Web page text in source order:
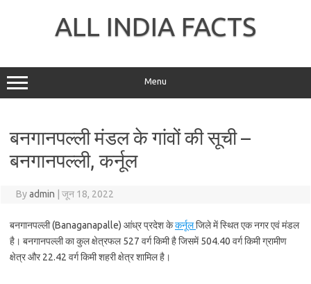
ALL INDIA FACTS
Menu
बनगानपल्ली मंडल के गांवों की सूची –
बनगानपल्ली, कर्नूल
Byadmin जून 18, 2022
बनगानपल्ली (Banaganapalle) आंध्र प्रदेश केकर्नूलजिले में स्थित एक नगर एवं मंडल
है। बनगानपल्ली का कुल क्षेत्रफल 527 वर्ग किमी है जिसमें 504.40 वर्ग किमी ग्रामीण
क्षेत्र और 22.42 वर्ग किमी शहरी क्षेत्र शामिल है।